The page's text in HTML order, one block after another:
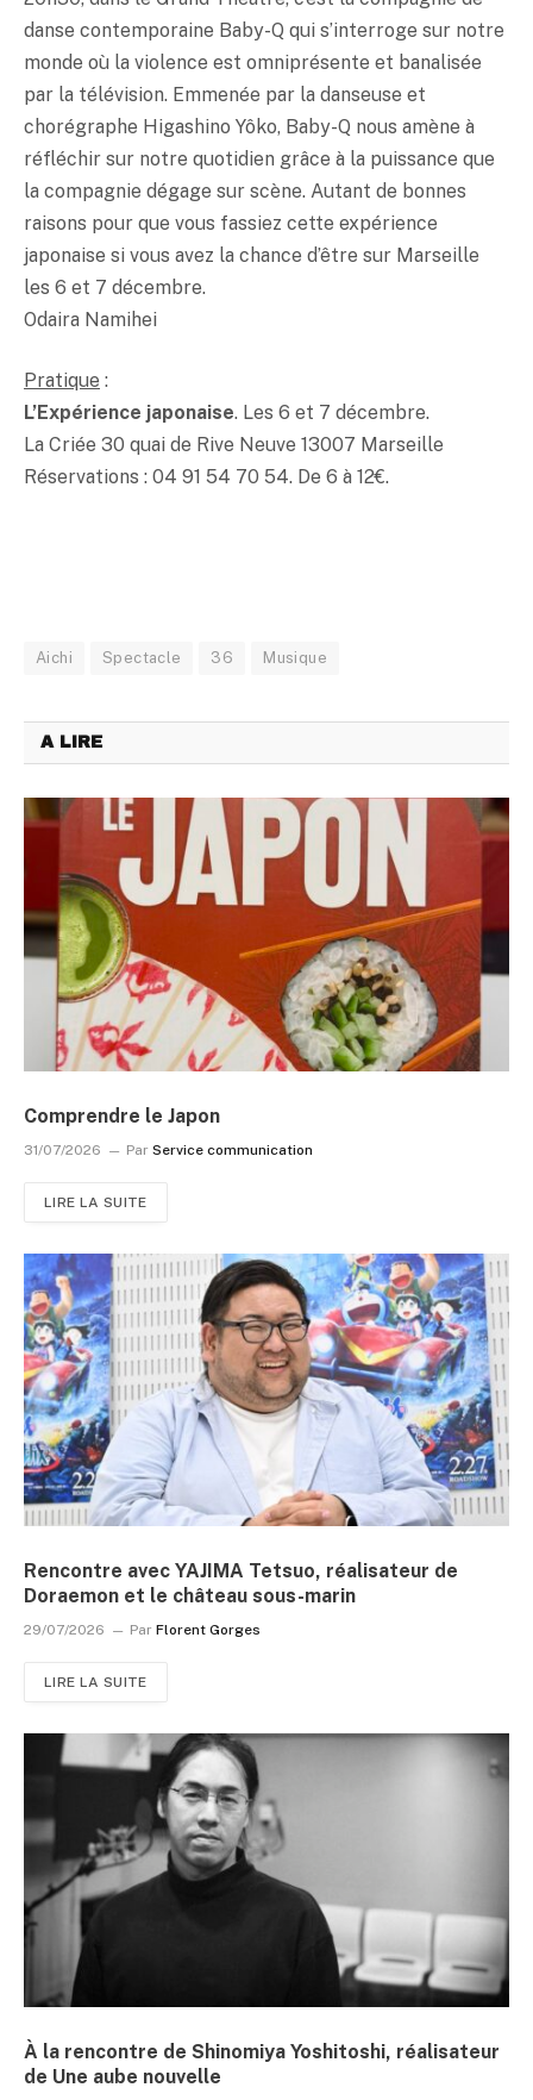
danse contemporaine Baby-Q qui s’interroge sur notre
monde où la violence est omniprésente et banalisée
par la télévision. Emmenée par la danseuse et
chorégraphe Higashino Yôko, Baby-Q nous amène à
réfléchir sur notre quotidien grâce à la puissance que
la compagnie dégage sur scène. Autant de bonnes
raisons pour que vous fassiez cette expérience
japonaise si vous avez la chance d’être sur Marseille
les 6 et 7 décembre.
Odaira Namihei
Pratique :
L’Expérience japonaise. Les 6 et 7 décembre.
La Criée 30 quai de Rive Neuve 13007 Marseille
Réservations : 04 91 54 70 54. De 6 à 12€.
Aichi Spectacle 36 Musique
A LIRE
Comprendre le Japon
31/07/2026 Par Service communication
LIRE LA SUITE
Rencontre avec YAJIMA Tetsuo, réalisateur de
Doraemon et le château sous-marin
29/07/2026 Par Florent Gorges
LIRE LA SUITE
À la rencontre de Shinomiya Yoshitoshi, réalisateur
de Une aube nouvelle